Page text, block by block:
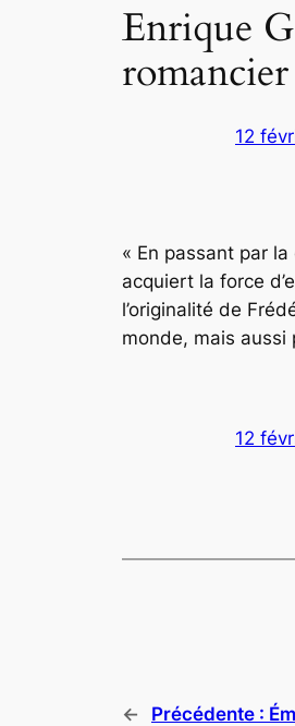
Enrique
12
« En passant par
acquiert la force
l’originalité de
monde, mais
12
← Précédente :